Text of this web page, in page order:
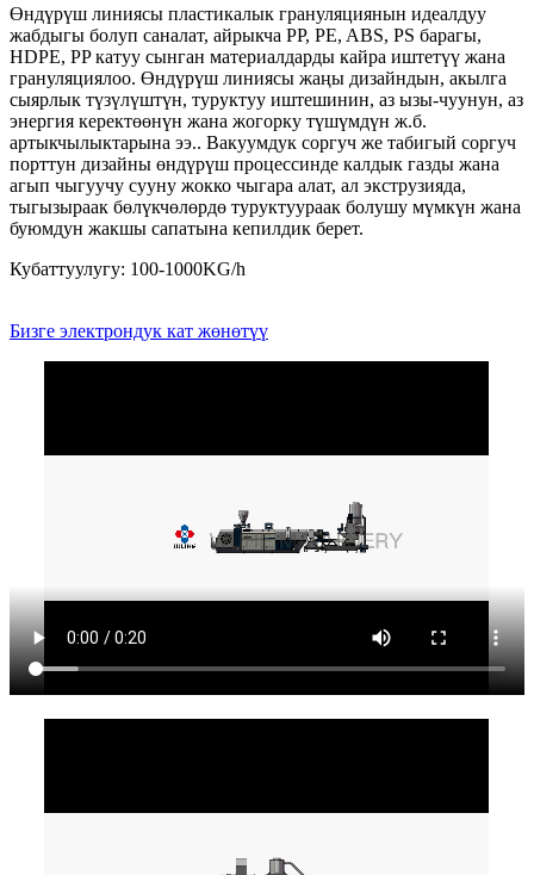
Өндүрүш линиясы пластикалык грануляциянын идеалдуу
жабдыгы болуп саналат, айрыкча PP, PE, ABS, PS барагы,
HDPE, PP катуу сынган материалдарды кайра иштетүү жана
грануляциялоо. Өндүрүш линиясы жаңы дизайндын, акылга
сыярлык түзүлүштүн, туруктуу иштешинин, аз ызы-чуунун, аз
энергия керектөөнүн жана жогорку түшүмдүн ж.б.
артыкчылыктарына ээ.. Вакуумдук соргуч же табигый соргуч
порттун дизайны өндүрүш процессинде калдык газды жана
агып чыгуучу сууну жокко чыгара алат, ал экструзияда,
тыгызыраак бөлүкчөлөрдө туруктуураак болушу мүмкүн жана
буюмдун жакшы сапатына кепилдик берет.
Кубаттуулугу: 100-1000KG/h
Бизге электрондук кат жөнөтүү